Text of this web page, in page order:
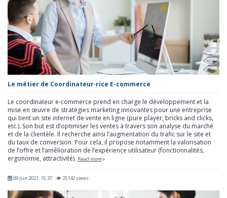
Le métier de Coordinateur·rice E-commerce
Le coordinateur e-commerce prend en charge le développement et la
mise en œuvre de stratégies marketing innovantes pour une entreprise
qui tient un site internet de vente en ligne (pure player, bricks and clicks,
etc.). Son but est d’optimiser les ventes à travers son analyse du marché
et de la clientèle. Il recherche ainsi l’augmentation du trafic sur le site et
du taux de conversion. Pour cela, il propose notamment la valorisation
de l’offre et l’amélioration de l’expérience utilisateur (fonctionnalités,
ergonomie, attractivité). Read more
09 Jun 2021, 15:37 25142 views